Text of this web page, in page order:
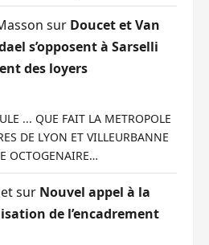
sur Doucet et Van
s’opposent à Sarselli
des loyers
... QUE FAIT LA METROPOLE
DE LYON ET VILLEURBANNE
OCTOGENAIRE…
sur Nouvel appel à la
de l’encadrement